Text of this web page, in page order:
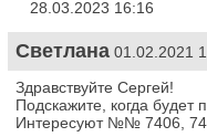
28.03.2023 16:16
Светлана 01.02.2021
Здравствуйте Сергей!
Подскажите, когда будет
Интересуют №№ 7406,